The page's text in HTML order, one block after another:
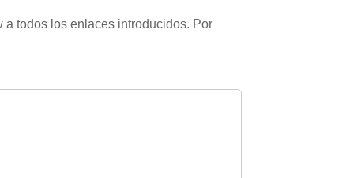
a todos los enlaces introducidos. Por